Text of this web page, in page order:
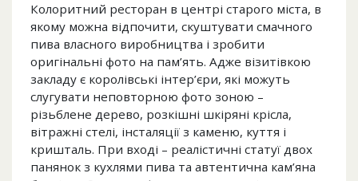
Колоритний ресторан в центрі старого міста, в
якому можна відпочити, скуштувати смачного
пива власного виробництва і зробити
оригінальні фото на пам’ять. Адже візитівкою
закладу є королівські інтер’єри, які можуть
слугувати неповторною фото зоною –
різьблене дерево, розкішні шкіряні крісла,
вітражні стелі, інсталяції з каменю, куття і
кришталь. При вході – реалістичні статуї двох
панянок з кухлями пива та автентична кам’яна